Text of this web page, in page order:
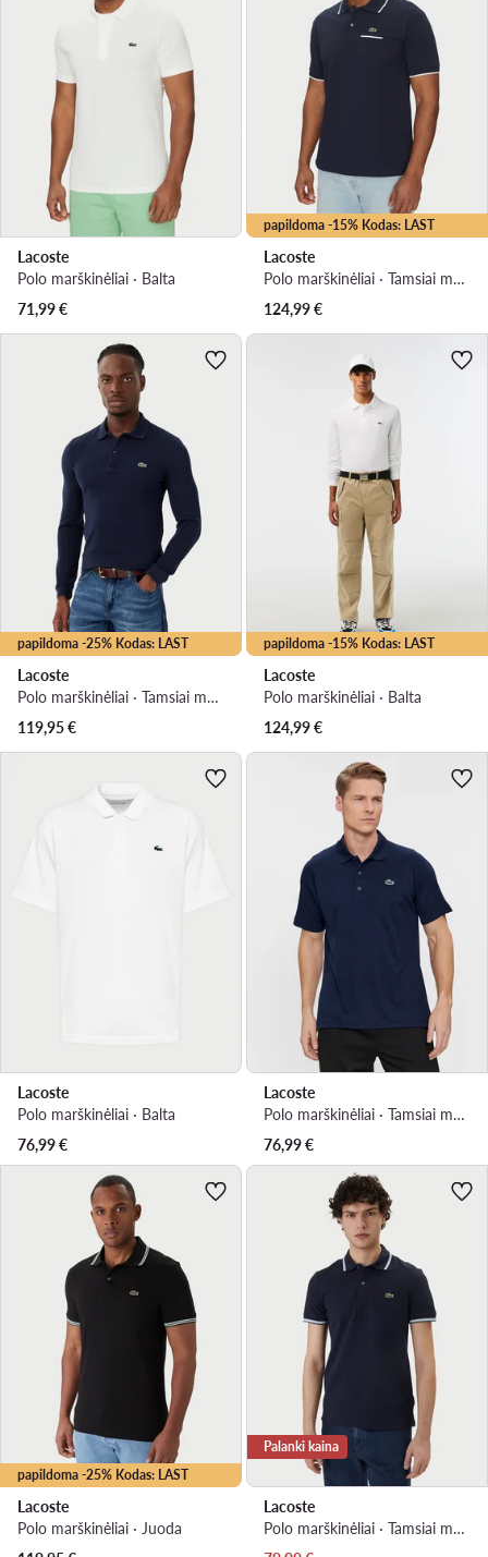
Lacoste
Polo marškinėliai · Balta
71,99€
papildoma -15% Kodas: LAST
Lacoste
Polo marškinėliai · Tamsiai mėlyna
124,99€
papildoma -25% Kodas: LAST
Lacoste
Polo marškinėliai · Tamsiai mėlyna
119,95€
papildoma -15% Kodas: LAST
Lacoste
Polo marškinėliai · Balta
124,99€
Lacoste
Polo marškinėliai · Balta
76,99€
Lacoste
Polo marškinėliai · Tamsiai mėlyna
76,99€
papildoma -25% Kodas: LAST
Lacoste
Polo marškinėliai · Juoda
Palanki kaina
Lacoste
Polo marškinėliai · Tamsiai mėlyna